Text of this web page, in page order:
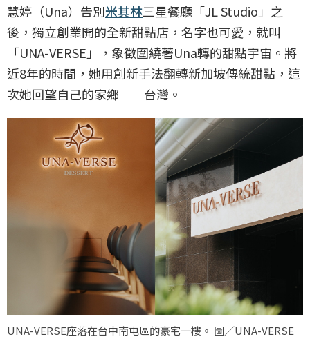
慧婷（Una）告別米其林三星餐廳「JL Studio」之
後，獨立創業開的全新甜點店，名字也可愛，就叫
「UNA-VERSE」，象徵圍繞著Una轉的甜點宇宙。將
近8年的時間，她用創新手法翻轉新加坡傳統甜點，這
次她回望自己的家鄉──台灣。
UNA-VERSE座落在台中南屯區的豪宅一樓。 圖／UNA-VERSE